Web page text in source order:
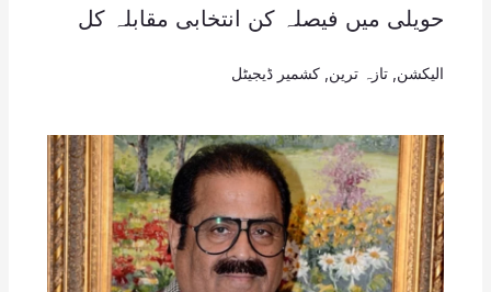
حویلی میں فیصلہ کن انتخابی مقابلہ کل
الیکشن تازہ ترین کشمیر ڈیجیٹل